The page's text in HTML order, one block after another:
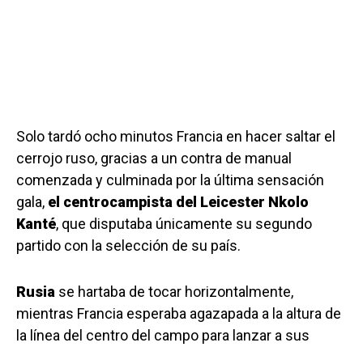
Solo tardó ocho minutos Francia en hacer saltar el
cerrojo ruso, gracias a un contra de manual
comenzada y culminada por la última sensación
gala, el centrocampista del Leicester Nkolo
Kanté, que disputaba únicamente su segundo
partido con la selección de su país.
Rusia se hartaba de tocar horizontalmente,
mientras Francia esperaba agazapada a la altura de
la línea del centro del campo para lanzar a sus